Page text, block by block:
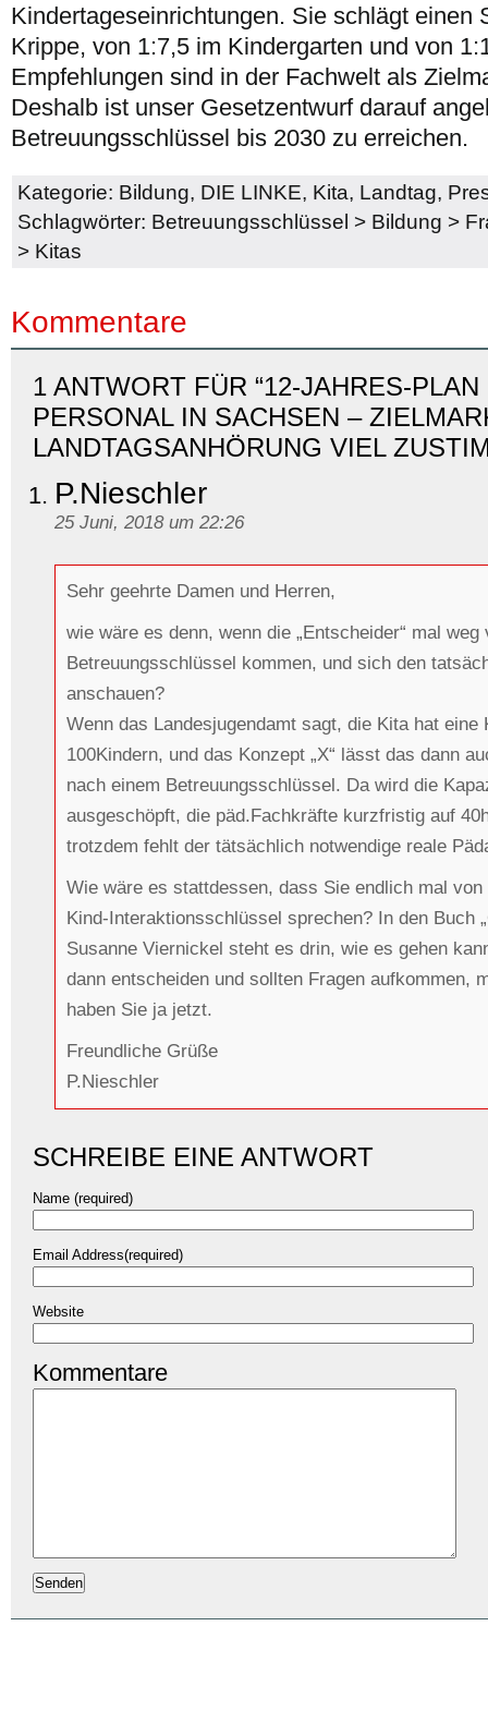
Kindertageseinrichtungen. Sie schlägt einen
Krippe, von 1:7,5 im Kindergarten und von
Empfehlungen sind in der Fachwelt als
Deshalb ist unser Gesetzentwurf darauf
Betreuungsschlüssel bis 2030 zu erreichen.
Kategorie: Bildung, DIE LINKE, Kita, Landtag,
Schlagwörter: Betreuungsschlüssel > Bildung >
> Kitas
Kommentare
1 ANTWORT FÜR “12-JAHRES-
PERSONAL IN SACHSEN –
LANDTAGSANHÖRUNG VIEL
P.Nieschler
25 Juni, 2018 um 22:26
Sehr geehrte Damen und Herren,
wie wäre es denn, wenn die „Entscheider“ mal weg
Betreuungsschlüssel kommen, und sich den
anschauen?
Wenn das Landesjugendamt sagt, die Kita hat eine
100Kindern, und das Konzept „X“ lässt das dann
nach einem Betreuungsschlüssel. Da wird die
ausgeschöpft, die päd.Fachkräfte kurzfristig auf
trotzdem fehlt der tätsächlich notwendige reale
Wie wäre es stattdessen, dass Sie endlich mal
Kind-Interaktionsschlüssel sprechen? In den Buch
Susanne Viernickel steht es drin, wie es gehen
dann entscheiden und sollten Fragen aufkommen,
haben Sie ja jetzt.
Freundliche Grüße
P.Nieschler
SCHREIBE EINE ANTWORT
Name (required)
Email Address(required)
Website
Kommentare